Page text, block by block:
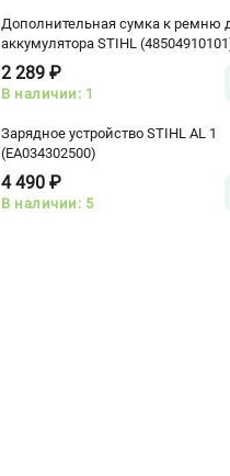
Дополнительная сумка к ремню
аккумулятора STIHL
2 289 ₽
В наличии: 1
Зарядное устройство STIHL AL 1
(EA034302500)
4 490 ₽
В наличии: 5